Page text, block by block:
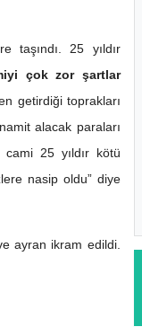
taşındı. 25 yıldır
çok zor şartlar
getirdiği toprakları
alacak paraları
25 yıldır kötü
nasip oldu” diye
ayran ikram edildi.